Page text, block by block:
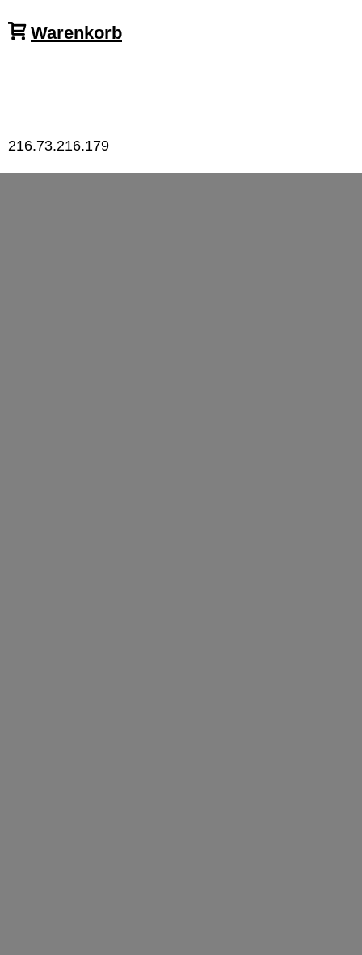
Warenkorb
216.73.216.179